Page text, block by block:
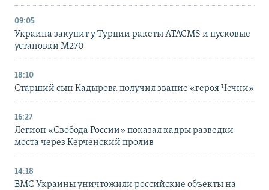
09:05
Украина закупит у Турции ракеты ATACMS и пусковые
установки M270
18:10
Старший сын Кадырова получил звание «героя Чечни»
16:27
Легион «Свобода России» показал кадры разведки
моста через Керченский пролив
14:18
ВМС Украины уничтожили российские объекты на